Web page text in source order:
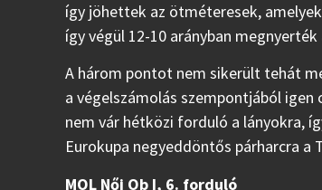
így jöhettek az ötméteresek,
így végül 12-10 arányban
A három pontot nem sikerült tehát
a végelszámolás szempontjából
nem vár hétközi forduló a lányokra,
Eurokupa negyeddöntős párharcra a
MOL Női Ob I, 6. forduló